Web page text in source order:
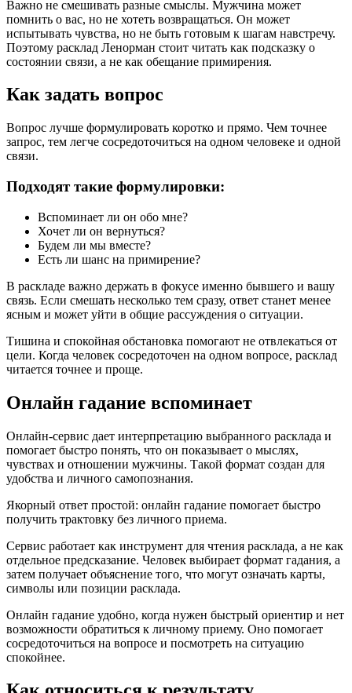
Важно не смешивать разные смыслы. Мужчина может
помнить о вас, но не хотеть возвращаться. Он может
испытывать чувства, но не быть готовым к шагам навстречу.
Поэтому расклад Ленорман стоит читать как подсказку о
состоянии связи, а не как обещание примирения.
Как задать вопрос
Вопрос лучше формулировать коротко и прямо. Чем точнее
запрос, тем легче сосредоточиться на одном человеке и одной
связи.
Подходят такие формулировки:
Вспоминает ли он обо мне?
Хочет ли он вернуться?
Будем ли мы вместе?
Есть ли шанс на примирение?
В раскладе важно держать в фокусе именно бывшего и вашу
связь. Если смешать несколько тем сразу, ответ станет менее
ясным и может уйти в общие рассуждения о ситуации.
Тишина и спокойная обстановка помогают не отвлекаться от
цели. Когда человек сосредоточен на одном вопросе, расклад
читается точнее и проще.
Онлайн гадание вспоминает
Онлайн-сервис дает интерпретацию выбранного расклада и
помогает быстро понять, что он показывает о мыслях,
чувствах и отношении мужчины. Такой формат создан для
удобства и личного самопознания.
Якорный ответ простой: онлайн гадание помогает быстро
получить трактовку без личного приема.
Сервис работает как инструмент для чтения расклада, а не как
отдельное предсказание. Человек выбирает формат гадания, а
затем получает объяснение того, что могут означать карты,
символы или позиции расклада.
Онлайн гадание удобно, когда нужен быстрый ориентир и нет
возможности обратиться к личному приему. Оно помогает
сосредоточиться на вопросе и посмотреть на ситуацию
спокойнее.